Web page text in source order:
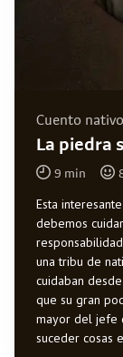
Cuento
La piedra
9 min
Esta
debemos
una tribu de
cuidaban
que su gran
mayor del jefe
suceder cosas